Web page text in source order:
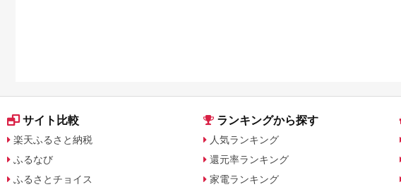
サイト比較
楽天ふるさと納税
ふるなび
ふるさとチョイス
ランキングから探す
人気ランキング
還元率ランキング
家電ランキング